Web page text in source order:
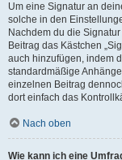
Um eine Signatur an
solche in den
Nachdem du die
Beitrag das Kästchen
auch hinzufügen, indem
standardmäßige
einzelnen Beitrag
dort einfach das
Nach oben
Wie kann ich eine